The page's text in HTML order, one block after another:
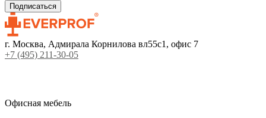
г. Москва, Адмирала Корнилова вл55с1, офис 7
+7 (495) 211-30-05
Офисная мебель